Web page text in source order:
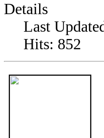
Details
Last
Hits: 852